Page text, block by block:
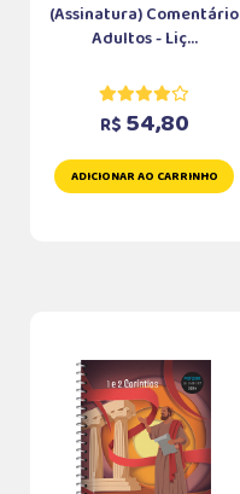
(Assinatura) Comentário
Adultos - Liç...
R$ 54,80
ADICIONAR AO CARRINHO